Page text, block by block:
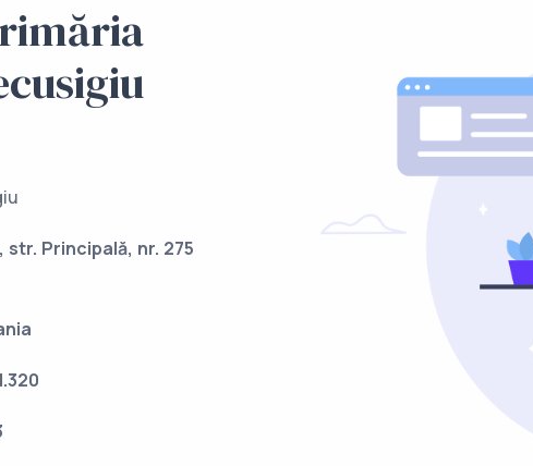
Principală, nr. 275